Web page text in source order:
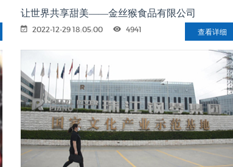
让世界共享甜美——金丝猴食品有限公司
2022-12-29 18:05:00 4941 查看详细